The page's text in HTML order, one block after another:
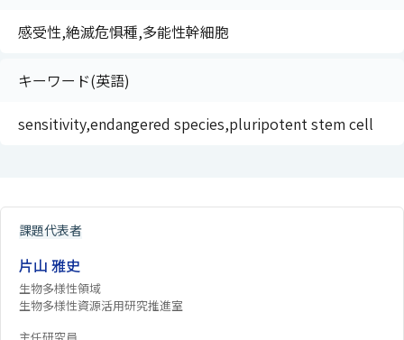
感受性,絶滅危惧種,多能性幹細胞
キーワード(英語)
sensitivity,endangered species,pluripotent stem cell
課題代表者
片山 雅史
生物多様性領域
生物多様性資源活用研究推進室